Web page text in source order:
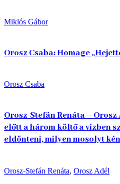
Miklós Gábor
Orosz Csaba: Homage
Orosz Csaba
Orosz-Stefán Renáta –
előtt a három költő a vízben
eldönteni, milyen mosolyt
Orosz-Stefán Renáta, Orosz Adél